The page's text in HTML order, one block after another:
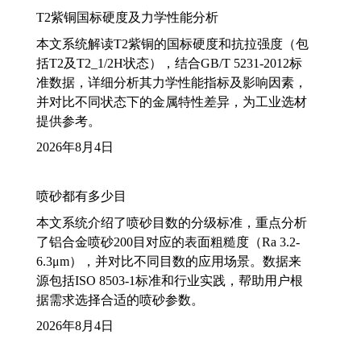
T2紫铜国标硬度及力学性能分析
本文系统解读T2紫铜的国标硬度和抗拉强度（包
括T2及T2_1/2H状态），结合GB/T 5231-2012标
准数据，详细分析其力学性能指标及影响因素，
并对比不同状态下的金属特性差异，为工业选材
提供参考。
2026年8月4日
喷砂都有多少目
本文系统介绍了喷砂目数的分级标准，重点分析
了铝合金喷砂200目对应的表面粗糙度（Ra 3.2-
6.3μm），并对比不同目数的应用场景。数据来
源包括ISO 8503-1标准和行业实践，帮助用户根
据需求选择合适的喷砂参数。
2026年8月4日